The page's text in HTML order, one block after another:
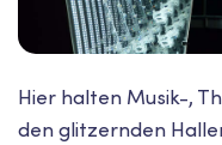
Hier halten Musik-,
den glitzernden